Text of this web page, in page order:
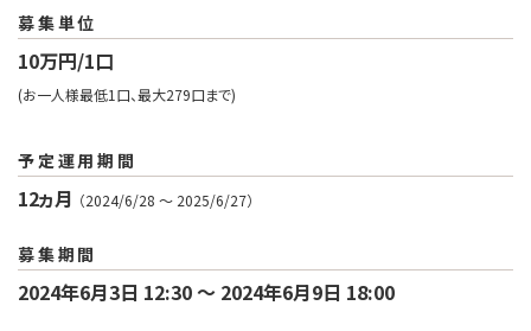
募集単位
10万円/1口
(お一人様最低1口、最大279口まで)
予定運用期間
12ヵ月 （2024/6/28 〜 2025/6/27）
募集期間
2024年6月3日 12:30 〜 2024年6月9日 18:00